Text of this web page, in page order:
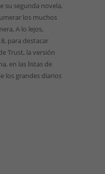
su segunda novela,
los muchos
A lo lejos,
para destacar
Trust, la versión
en las listas de
los grandes diarios